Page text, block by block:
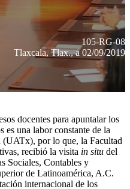
105-RG-08
Tlaxcala, Tlax., a 02/09/2019
docentes para apuntalar los
es una labor constante de la
por lo que, la Facultad
recibió la visita in situ del
Sociales, Contables y
de Latinoamérica, A.C.
internacional de los